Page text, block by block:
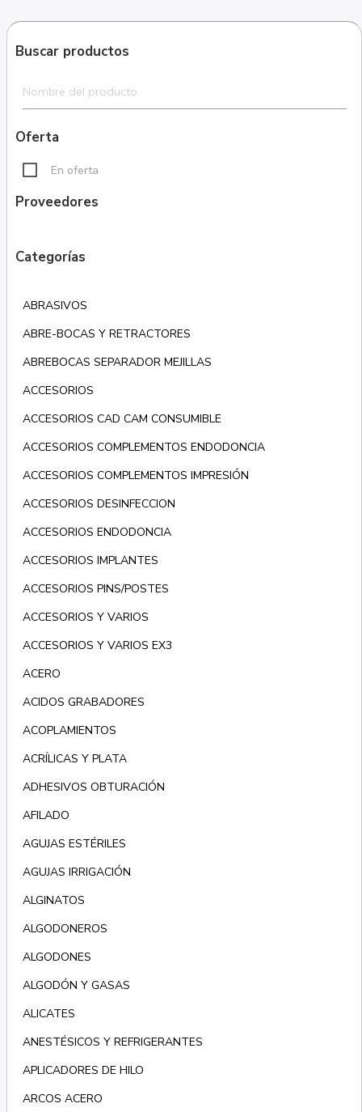
Buscar productos
Oferta
En oferta
Proveedores
Categorías
ABRASIVOS
ABRE-BOCAS Y RETRACTORES
ABREBOCAS SEPARADOR MEJILLAS
ACCESORIOS
ACCESORIOS CAD CAM CONSUMIBLE
ACCESORIOS COMPLEMENTOS ENDODONCIA
ACCESORIOS COMPLEMENTOS IMPRESIÓN
ACCESORIOS DESINFECCION
ACCESORIOS ENDODONCIA
ACCESORIOS IMPLANTES
ACCESORIOS PINS/POSTES
ACCESORIOS Y VARIOS
ACCESORIOS Y VARIOS EX3
ACERO
ACIDOS GRABADORES
ACOPLAMIENTOS
ACRÍLICAS Y PLATA
ADHESIVOS OBTURACIÓN
AFILADO
AGUJAS ESTÉRILES
AGUJAS IRRIGACIÓN
ALGINATOS
ALGODONEROS
ALGODONES
ALGODÓN Y GASAS
ALICATES
ANESTÉSICOS Y REFRIGERANTES
APLICADORES DE HILO
ARCOS ACERO